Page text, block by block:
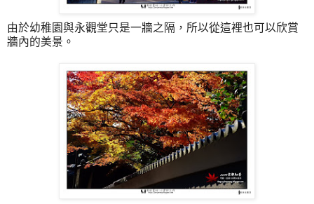
由於幼稚園與永觀堂只是一牆之隔，所以從這裡也可以欣賞
牆內的美景。